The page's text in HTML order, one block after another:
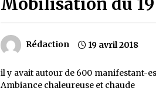
Rédaction 19 avril 2018
il y avait autour de 600 manifestant-
Ambiance chaleureuse et chaude